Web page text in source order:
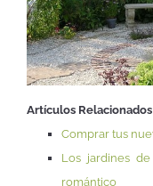
Artículos Relacionados
Comprar tus
Los jardines
romántico